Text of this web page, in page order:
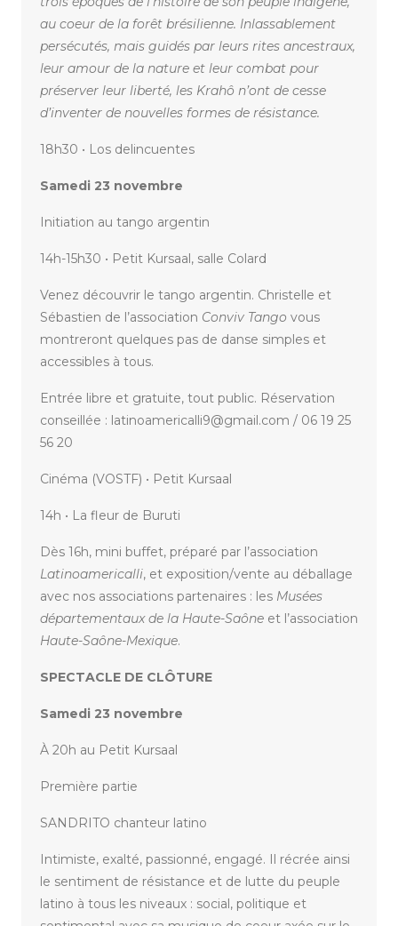
au coeur de la forêt brésilienne. Inlassablement
persécutés, mais guidés par leurs rites ancestraux,
leur amour de la nature et leur combat pour
préserver leur liberté, les Krahô n’ont de cesse
d’inventer de nouvelles formes de résistance.
18h30 • Los delincuentes
Samedi 23 novembre
Initiation au tango argentin
14h-15h30 • Petit Kursaal, salle Colard
Venez découvrir le tango argentin. Christelle et
Sébastien de l’association Conviv Tango vous
montreront quelques pas de danse simples et
accessibles à tous.
Entrée libre et gratuite, tout public. Réservation
conseillée : latinoamericalli9@gmail.com / 06 19 25
56 20
Cinéma (VOSTF) • Petit Kursaal
14h • La fleur de Buruti
Dès 16h, mini buffet, préparé par l’association
Latinoamericalli, et exposition/vente au déballage
avec nos associations partenaires : les Musées
départementaux de la Haute-Saône et l’association
Haute-Saône-Mexique.
SPECTACLE DE CLÔTURE
Samedi 23 novembre
À 20h au Petit Kursaal
Première partie
SANDRITO chanteur latino
Intimiste, exalté, passionné, engagé. Il récrée ainsi
le sentiment de résistance et de lutte du peuple
latino à tous les niveaux : social, politique et